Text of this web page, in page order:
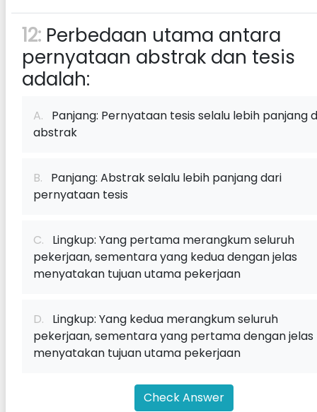
12: Perbedaan utama antara
pernyataan abstrak dan tesis
adalah:
A. Panjang: Pernyataan tesis selalu lebih panjang
abstrak
B. Panjang: Abstrak selalu lebih panjang dari
pernyataan tesis
C. Lingkup: Yang pertama merangkum seluruh
pekerjaan, sementara yang kedua dengan jelas
menyatakan tujuan utama pekerjaan
D. Lingkup: Yang kedua merangkum seluruh
pekerjaan, sementara yang pertama dengan jelas
menyatakan tujuan utama pekerjaan
Check Answer